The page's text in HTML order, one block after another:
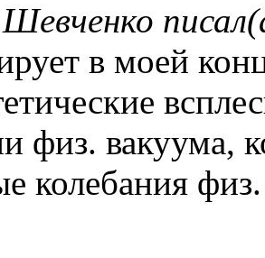
в моей
физ. вакуума,
колебания